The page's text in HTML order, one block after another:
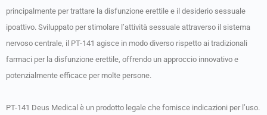
principalmente per trattare la disfunzione erettile e il desiderio sessuale
ipoattivo. Sviluppato per stimolare l’attività sessuale attraverso il sistema
nervoso centrale, il PT-141 agisce in modo diverso rispetto ai tradizionali
farmaci per la disfunzione erettile, offrendo un approccio innovativo e
potenzialmente efficace per molte persone.
PT-141 Deus Medical è un prodotto legale che fornisce indicazioni per l’uso.